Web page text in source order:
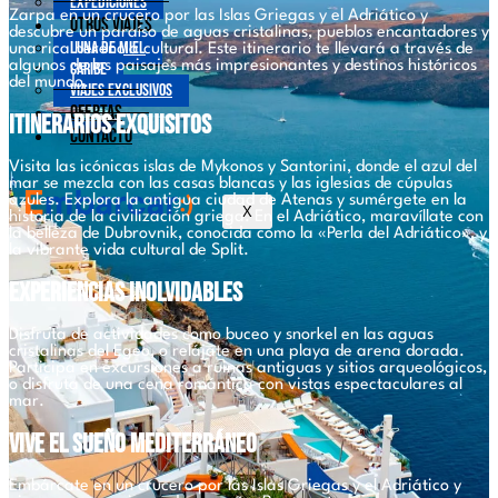
Otros viajes
Luna de Miel
Caribe
Viajes exclusivos
Ofertas
Contacto
X
Zarpa en un crucero por las Islas Griegas y el Adriático y
descubre un paraíso de aguas cristalinas, pueblos encantadores y
una rica herencia cultural. Este itinerario te llevará a través de
algunos de los paisajes más impresionantes y destinos históricos
del mundo.
Itinerarios Exquisitos
Visita las icónicas islas de Mykonos y Santorini, donde el azul del
mar se mezcla con las casas blancas y las iglesias de cúpulas
azules. Explora la antigua ciudad de Atenas y sumérgete en la
historia de la civilización griega. En el Adriático, maravíllate con
la belleza de Dubrovnik, conocida como la «Perla del Adriático», y
la vibrante vida cultural de Split.
Experiencias Inolvidables
Disfruta de actividades como buceo y snorkel en las aguas
cristalinas del Egeo, o relájate en una playa de arena dorada.
Participa en excursiones a ruinas antiguas y sitios arqueológicos,
o disfruta de una cena romántica con vistas espectaculares al
mar.
Vive el Sueño Mediterráneo
Embárcate en un crucero por las Islas Griegas y el Adriático y